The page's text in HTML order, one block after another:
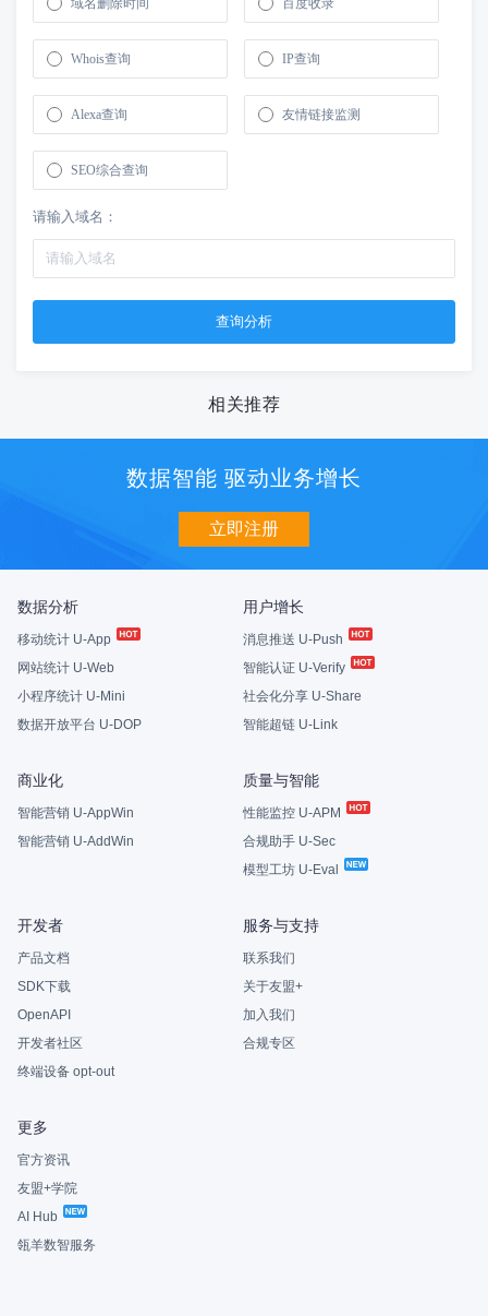
域名删除时间 百度收录
Whois查询 IP查询
Alexa查询 友情链接监测
SEO综合查询
请输入域名：
相关推荐
数据智能 驱动业务增长
立即注册
数据分析
移动统计 U-App
网站统计 U-Web
小程序统计 U-Mini
数据开放平台 U-DOP
用户增长
消息推送 U-Push
智能认证 U-Verify
社会化分享 U-Share
智能超链 U-Link
商业化
智能营销 U-AppWin
智能营销 U-AddWin
质量与智能
性能监控 U-APM
合规助手 U-Sec
模型工坊 U-Eval
开发者
产品文档
SDK下载
OpenAPI
开发者社区
终端设备 opt-out
服务与支持
联系我们
关于友盟+
加入我们
合规专区
更多
官方资讯
友盟+学院
AI Hub
瓴羊数智服务